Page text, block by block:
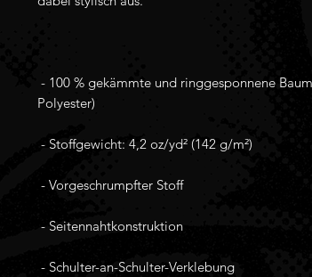
- Schulter-an-Schulter-Verklebung